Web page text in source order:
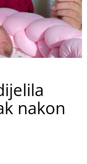
nakon